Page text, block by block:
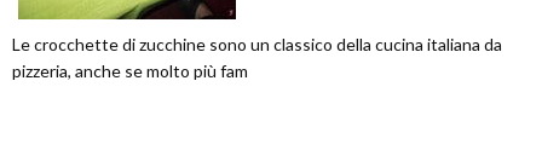
Le crocchette di zucchine sono un classico della cucina italiana da
pizzeria, anche se molto più fam